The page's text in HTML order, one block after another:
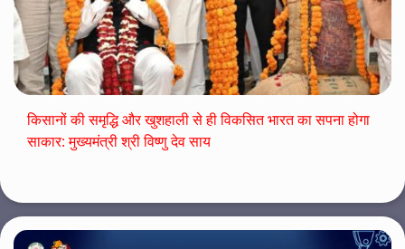
किसानों की समृद्धि और खुशहाली से ही विकसित भारत का सपना होगा
साकार: मुख्यमंत्री श्री विष्णु देव साय